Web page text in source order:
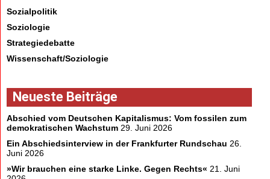
Sozialpolitik
Soziologie
Strategiedebatte
Wissenschaft/Soziologie
Neueste Beiträge
Abschied vom Deutschen Kapitalismus: Vom fossilen zum
demokratischen Wachstum 29. Juni 2026
Ein Abschiedsinterview in der Frankfurter Rundschau 26.
Juni 2026
»Wir brauchen eine starke Linke. Gegen Rechts« 21. Juni